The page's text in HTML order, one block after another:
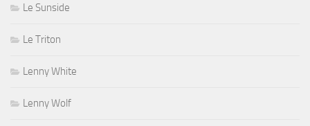
Le Sunside
Le Triton
Lenny White
Lenny Wolf